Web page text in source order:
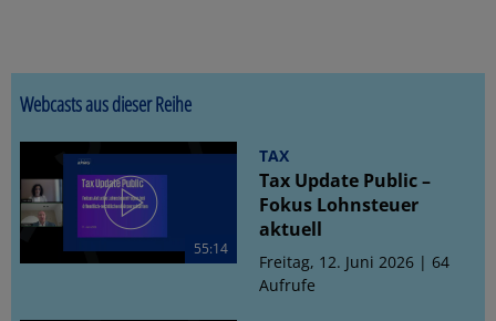
Webcasts aus dieser Reihe
55:14
TAX
Tax Update Public –
Fokus Lohnsteuer
aktuell
Freitag, 12. Juni 2026 | 64
Aufrufe